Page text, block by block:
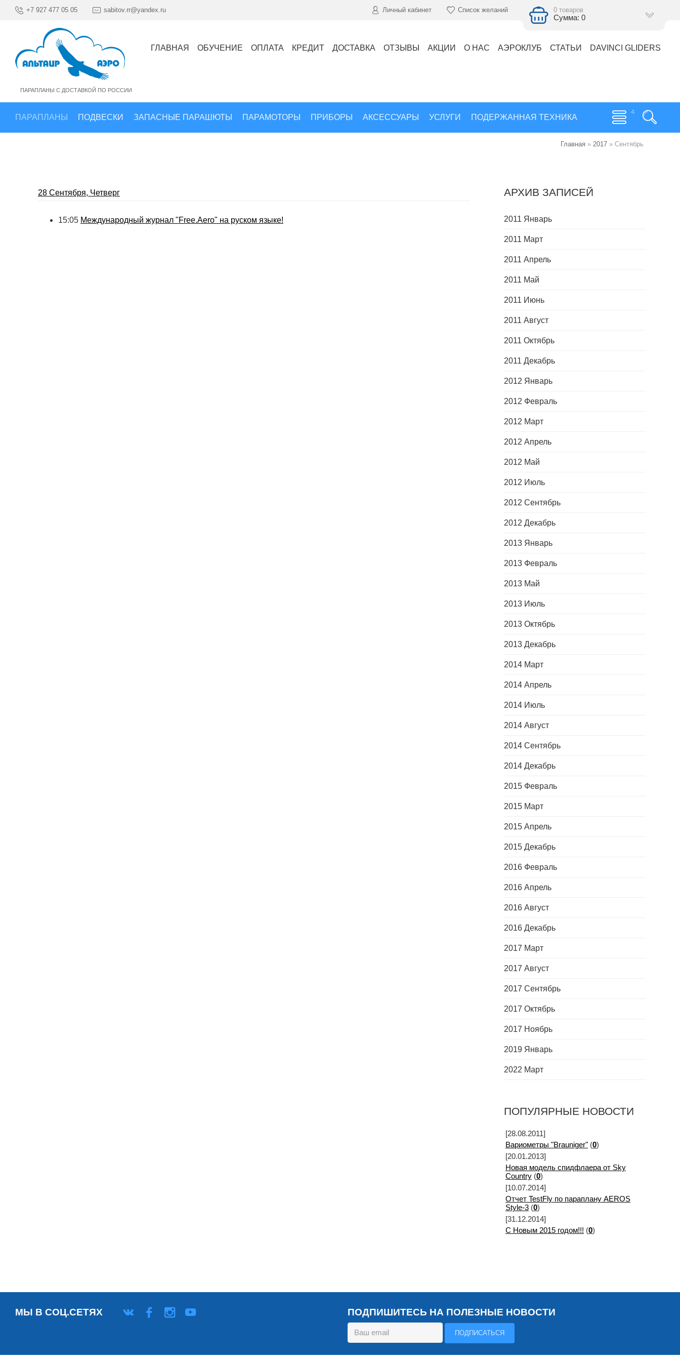
+7 927 477 05 05 sabitov.rr@yandex.ru Личный кабинет Список желаний 0 товаров
Сумма: 0
ПАРАПЛАНЫ С ДОСТАВКОЙ ПО РОССИИ
ГЛАВНАЯ ОБУЧЕНИЕ ОПЛАТА КРЕДИТ ДОСТАВКА ОТЗЫВЫ АКЦИИ О НАС АЭРОКЛУБ СТАТЬИ DAVINCI GLIDERS
ПАРАПЛАНЫ ПОДВЕСКИ ЗАПАСНЫЕ ПАРАШЮТЫ ПАРАМОТОРЫ ПРИБОРЫ АКСЕССУАРЫ УСЛУГИ ПОДЕРЖАННАЯ ТЕХНИКА
Главная » 2017 » Сентябрь
28 Сентября, Четверг
15:05 Международный журнал "Free.Aero" на руском языке!
АРХИВ ЗАПИСЕЙ
2011 Январь
2011 Март
2011 Апрель
2011 Май
2011 Июнь
2011 Август
2011 Октябрь
2011 Декабрь
2012 Январь
2012 Февраль
2012 Март
2012 Апрель
2012 Май
2012 Июль
2012 Сентябрь
2012 Декабрь
2013 Январь
2013 Февраль
2013 Май
2013 Июль
2013 Октябрь
2013 Декабрь
2014 Март
2014 Апрель
2014 Июль
2014 Август
2014 Сентябрь
2014 Декабрь
2015 Февраль
2015 Март
2015 Апрель
2015 Декабрь
2016 Февраль
2016 Апрель
2016 Август
2016 Декабрь
2017 Март
2017 Август
2017 Сентябрь
2017 Октябрь
2017 Ноябрь
2019 Январь
2022 Март
ПОПУЛЯРНЫЕ НОВОСТИ
[28.08.2011]
Вариометры "Brauniger" (0)
[20.01.2013]
Новая модель спидфлаера от Sky
Country (0)
[10.07.2014]
Отчет TestFly по параплану AEROS
Style-3 (0)
[31.12.2014]
С Новым 2015 годом!!! (0)
МЫ В СОЦ.СЕТЯХ ПОДПИШИТЕСЬ НА ПОЛЕЗНЫЕ НОВОСТИ